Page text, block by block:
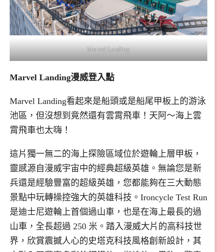
Marvel Landing
Marvel Landing漫威登入點
Marvel Landing看起來是船頭或是船尾甲板上的游泳
池區，但沒想到竟然還有雲霄飛車！天阿～海上雲
霄飛車也太嗨！
這片獨一無二的海上探險區域位於遊輪上層甲板，
靈感源自漫威宇宙中的經典超級英雄。無論您是新
兵還是經驗豐富的超級英雄，您都能夠在三大動態
景點中玩轉操控強大的英雄科技。Ironcycle Test Run
是迪士尼遊輪上首個過山車，也是在海上最長的過
山車，全長超過 250 米。踏入漫威大片的高科技世
界，欣賞震撼人心的史塔克科技風格創新設計，其